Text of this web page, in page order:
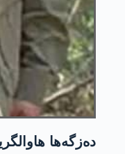
دەزگەھا